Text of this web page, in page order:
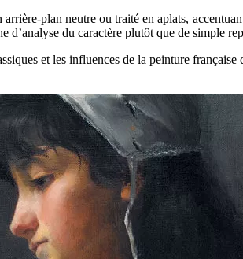
plan neutre ou traité en aplats,
d’analyse du caractère plutôt que de simple
et les influences de la peinture